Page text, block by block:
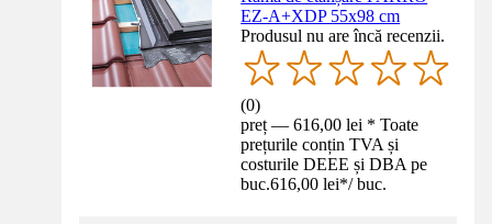
EZ-A+XDP 55x98 cm
Produsul nu are încă recenzii.
(0)
preț — 616,00 lei * Toate
prețurile conțin TVA și
costurile DEEE și DBA pe
buc.616,00 lei*/ buc.